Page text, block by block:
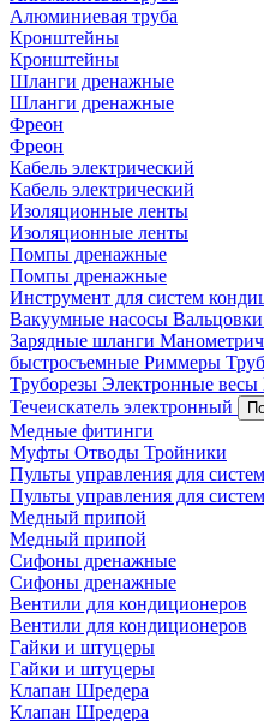
Алюминиевая труба
Кронштейны
Кронштейны
Шланги дренажные
Шланги дренажные
Фреон
Фреон
Кабель электрический
Кабель электрический
Изоляционные ленты
Изоляционные ленты
Помпы дренажные
Помпы дренажные
Инструмент для систем
Вакуумные насосы Вальцовки
Зарядные шланги
быстросъемные Риммеры
Труборезы Электронные весы
Течеискатель электронный
Медные фитинги
Муфты Отводы Тройники
Пульты управления для
Пульты управления для
Медный припой
Медный припой
Сифоны дренажные
Сифоны дренажные
Вентили для кондиционеров
Вентили для кондиционеров
Гайки и штуцеры
Гайки и штуцеры
Клапан Шредера
Клапан Шредера